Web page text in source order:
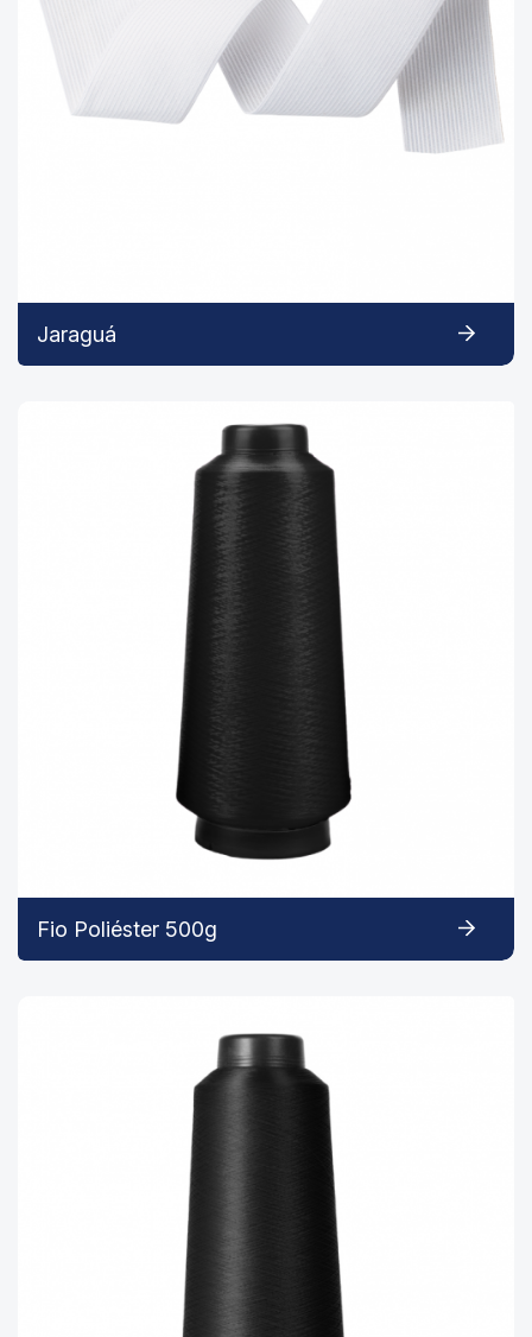
Jaraguá
Fio Poliéster 500g